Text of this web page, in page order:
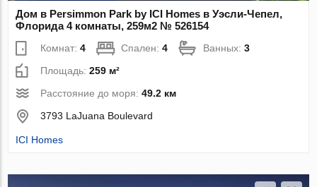
Дом в Persimmon Park by ICI Homes в Уэсли-Чепел,
Флорида 4 комнаты, 259м2 № 526154
Комнат:4 Спален:4 Ванных:3
Площадь:259 м²
Расстояние до моря:49.2 км
3793 LaJuana Boulevard
ICI Homes